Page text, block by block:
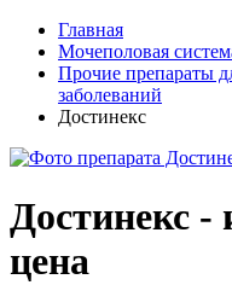
Главная
Mочеполовая
Прочие препараты
заболеваний
Достинекс
Достинекс -
цена